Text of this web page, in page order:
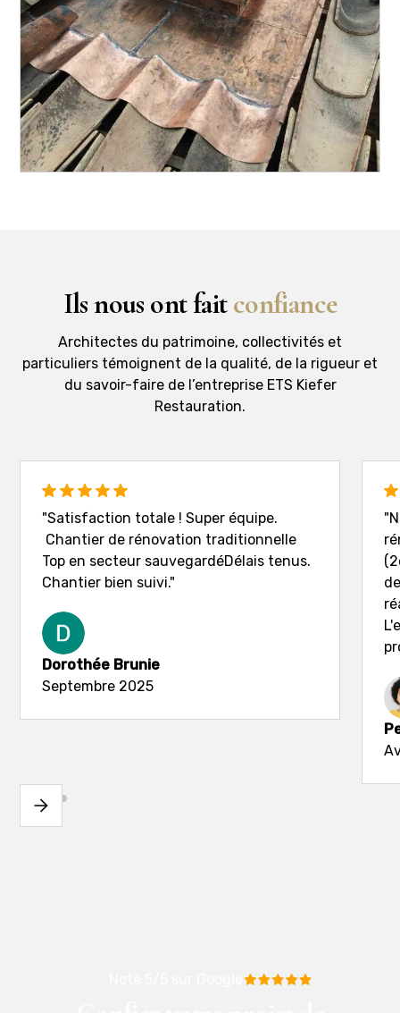
Ils nous ont faitconfiance
Architectes du patrimoine, collectivités et
particuliers témoignent de la qualité, de la rigueur et
du savoir-faire de l’entreprise ETS Kiefer
Restauration.
"Satisfaction totale ! Super équipe.
Chantier de rénovation traditionnelle
Top en secteur sauvegardéDélais tenus.
Chantier bien suivi."
Dorothée Brunie
Septembre 2025